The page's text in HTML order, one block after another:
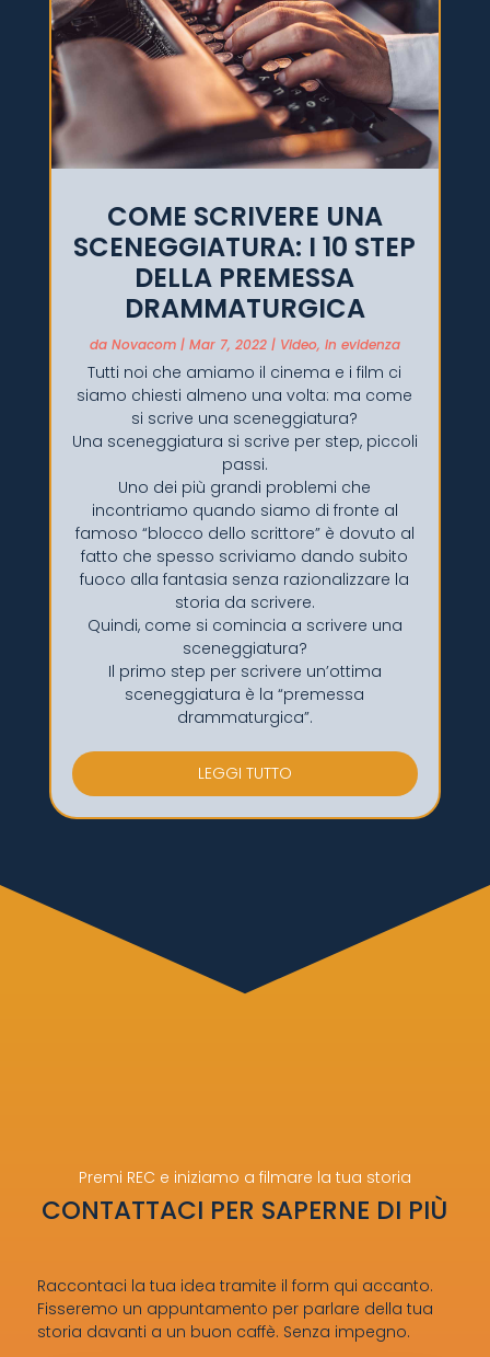
COME SCRIVERE UNA
SCENEGGIATURA: I 10 STEP
DELLA PREMESSA
DRAMMATURGICA
da Novacom| Mar 7, 2022| Video, In evidenza
Tutti noi che amiamo il cinema e i film ci
siamo chiesti almeno una volta: ma come
si scrive una sceneggiatura?
Una sceneggiatura si scrive per step, piccoli
passi.
Uno dei più grandi problemi che
incontriamo quando siamo di fronte al
famoso “blocco dello scrittore” è dovuto al
fatto che spesso scriviamo dando subito
fuoco alla fantasia senza razionalizzare la
storia da scrivere.
Quindi, come si comincia a scrivere una
sceneggiatura?
Il primo step per scrivere un’ottima
sceneggiatura è la “premessa
drammaturgica”.
LEGGI TUTTO
Premi REC e iniziamo a filmare la tua storia
CONTATTACI PER SAPERNE DI PIÙ
Raccontaci la tua idea tramite il form qui accanto.
Fisseremo un appuntamento per parlare della tua
storia davanti a un buon caffè. Senza impegno.